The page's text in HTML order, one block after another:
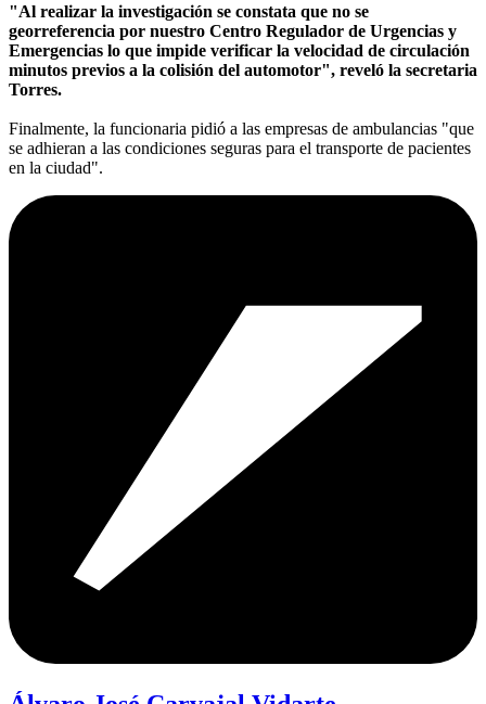
"Al realizar la investigación se constata que no se
georreferencia por nuestro Centro Regulador de Urgencias y
Emergencias lo que impide verificar la velocidad de circulación
minutos previos a la colisión del automotor", reveló la secretaria
Torres.
Finalmente, la funcionaria pidió a las empresas de ambulancias "que
se adhieran a las condiciones seguras para el transporte de pacientes
en la ciudad".